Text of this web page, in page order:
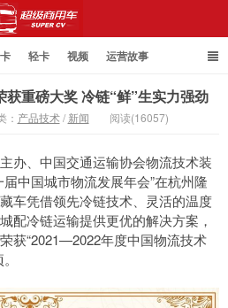
轻卡 视频 运营故事
重磅大奖 冷链“鲜”生实力强劲
： 产品技术/ 新闻 阅读(16057)
办、中国交通运输协会物流技术装
中国城市物流发展年会”在杭州隆
车凭借领先冷链技术、灵活的温度
配冷链运输提供更优的解决方案，
获“2021—2022年度中国物流技术